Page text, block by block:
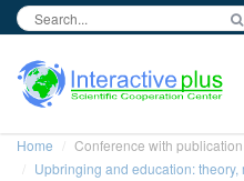
Home
Conference with
Upbringing and education: theory,